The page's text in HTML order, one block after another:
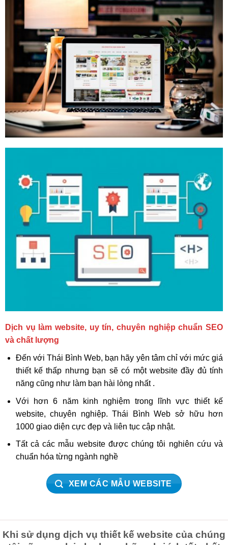
Dịch vụ làm website, uy tín, chuyên nghiệp chuẩn SEO
và chất lượng
Đến với Thái Bình Web, bạn hãy yên tâm chỉ với mức giá
thiết kế thấp nhưng bạn sẽ có một website đầy đủ tính
năng cũng như làm bạn hài lòng nhất .
Với hơn 6 năm kinh nghiệm trong lĩnh vực thiết kế
website, chuyên nghiệp. Thái Bình Web sở hữu hơn
1000 giao diện cực đẹp và liên tục cập nhật.
Tất cả các mẫu website được chúng tôi nghiên cứu và
chuẩn hóa từng ngành nghề
XEM CÁC MẪU WEBSITE
Khi sử dụng dịch vụ thiết kế website của chúng